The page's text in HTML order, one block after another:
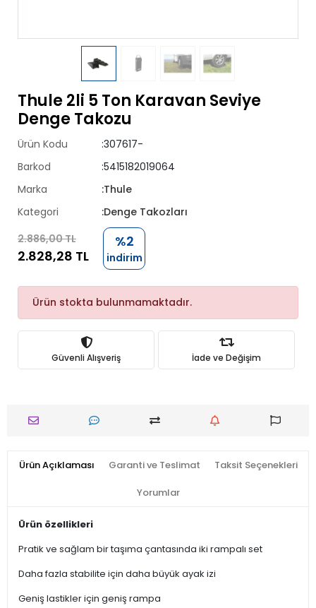
Thule 2li 5 Ton Karavan Seviye
Denge Takozu
Ürün Kodu
:307617-
Barkod
:5415182019064
Marka
:Thule
Kategori
:Denge Takozları
2.886,00 TL
2.828,28 TL
%2
indirim
Ürün stokta bulunmamaktadır.
Güvenli Alışveriş İade ve Değişim
Ürün Açıklaması Garanti ve Teslimat Taksit Seçenekleri
Yorumlar
Ürün özellikleri
Pratik ve sağlam bir taşıma çantasında iki rampalı set
Daha fazla stabilite için daha büyük ayak izi
Geniş lastikler için geniş rampa